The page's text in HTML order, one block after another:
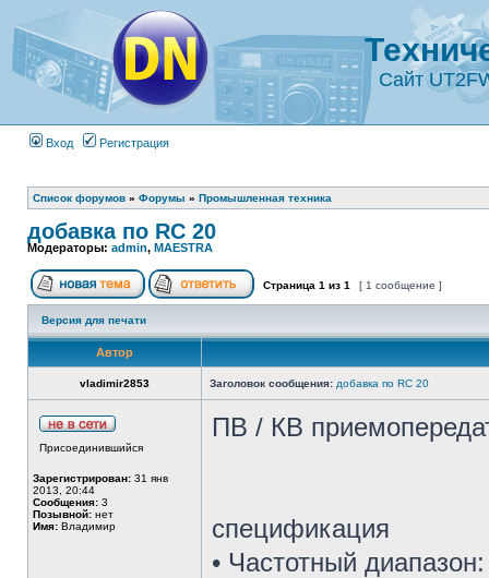
Сайт
Вход Регистрация
Список форумов » Форумы » Промышленная техника
добавка по RC 20
Модераторы: admin, MAESTRA
Страница 1 из 1 [ 1 сообщение ]
Версия для печати
Автор
vladimir2853 Заголовок сообщения: добавка по RC 20
Присоединившийся
Зарегистрирован: 31 янв
2013, 20:44
Сообщения: 3
Позывной: нет
Имя: Владимир
ПВ / КВ
спецификация
• Частотный